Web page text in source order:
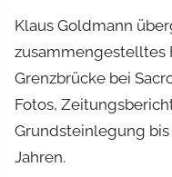
Klaus Goldmann
zusammengestelltes
Grenzbrücke bei
Fotos,
Grundsteinlegung
Jahren.